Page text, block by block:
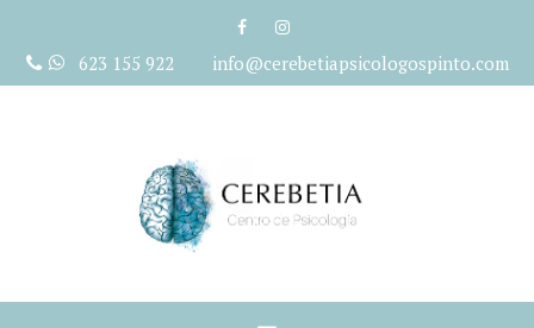
contenido
623 155 922 info@cerebetiapsicologospinto.com